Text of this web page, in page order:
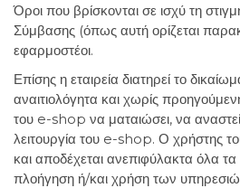
Όροι που βρίσκονται σε ισχύ τη
Σύμβασης (όπως αυτή ορίζεται
εφαρμοστέοι.
Επίσης η εταιρεία διατηρεί το
αναιτιολόγητα και χωρίς
του e-shop να ματαιώσει, να
λειτουργία του e-shop. Ο χρήστης
και αποδέχεται ανεπιφύλακτα όλα
πλοήγηση ή/και χρήση των